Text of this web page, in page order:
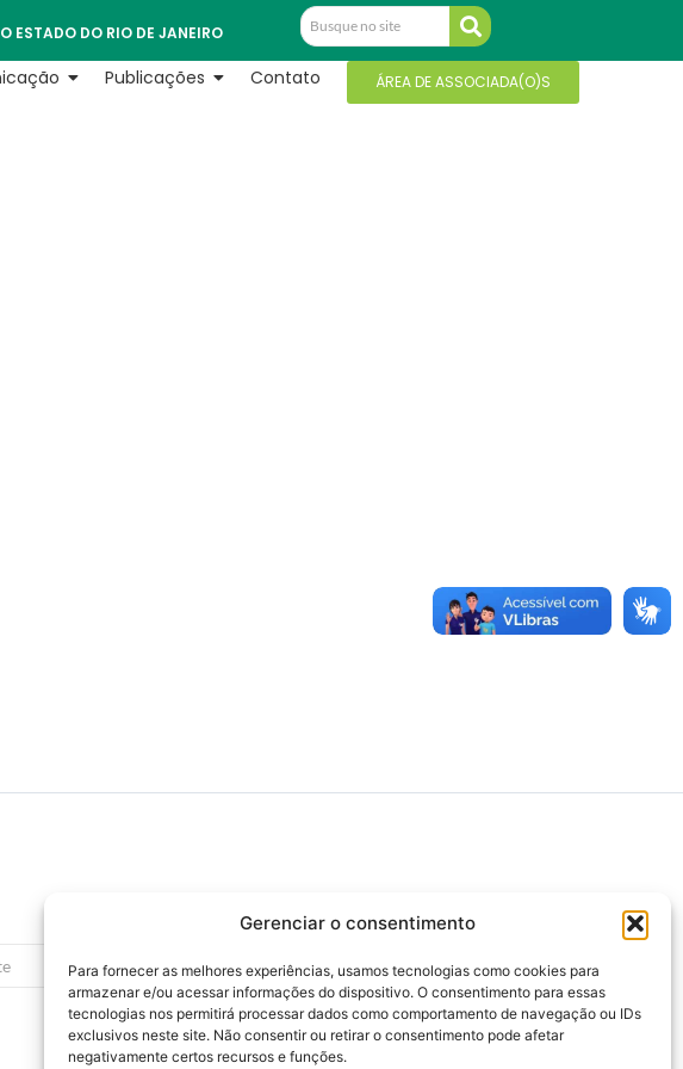
Gerenciar o consentimento
Para fornecer as melhores experiências, usamos tecnologias como cookies para
armazenar e/ou acessar informações do dispositivo. O consentimento para essas
tecnologias nos permitirá processar dados como comportamento de navegação ou IDs
exclusivos neste site. Não consentir ou retirar o consentimento pode afetar
negativamente certos recursos e funções.
ESTADO DO RIO DE JANEIRO
Publicações Contato ÁREA DE ASSOCIADA(O)S
Defensores Públicos (ANADEP)
>>> Caixa de Assistência aos Membros da
Defensoria Pública do Estado do Rio de
Janeiro (CAMARJ)